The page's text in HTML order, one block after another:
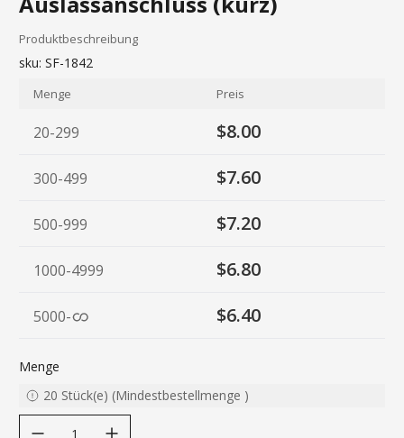
Produktbeschreibung
sku: SF-1842
Menge Preis
20-299 $8.00
300-499 $7.60
500-999 $7.20
1000-4999 $6.80
5000- $6.40
Menge
20 Stück(e) (Mindestbestellmenge )